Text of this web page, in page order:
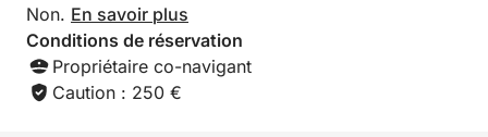
Non. En savoir plus
Conditions de réservation
Propriétaire co-navigant
Caution : 250 €